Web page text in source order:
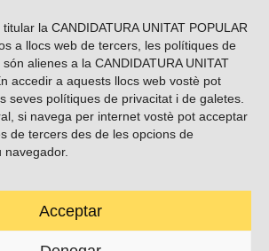
la CANDIDATURA UNITAT POPULAR
a llocs web de tercers, les polítiques de
alienes a la CANDIDATURA UNITAT
accedir a aquests llocs web vostè pot
seves polítiques de privacitat i de galetes.
si navega per internet vostè pot acceptar
de tercers des de les opcions de
Acceptar
ENVIAR
a les xarxes socials
Casp 180 (baixos), Barcelona.